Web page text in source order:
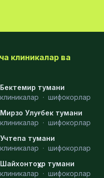
клиникалар ва
Бектемир тумани
клиникалар · шифокорлар
Мирзо Улуғбек тумани
клиникалар · шифокорлар
Учтепа тумани
клиникалар · шифокорлар
Шайхонтоҳур тумани
клиникалар · шифокорлар